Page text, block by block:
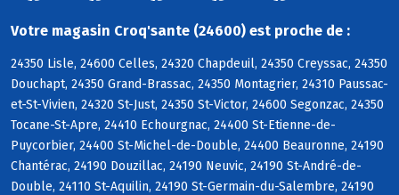
Votre magasin Croq'sante (24600) est proche de :
24350 Lisle, 24600 Celles, 24320 Chapdeuil, 24350 Creyssac, 24350
Douchapt, 24350 Grand-Brassac, 24350 Montagrier, 24310 Paussac-
et-St-Vivien, 24320 St-Just, 24350 St-Victor, 24600 Segonzac, 24350
Tocane-St-Apre, 24410 Echourgnac, 24400 St-Etienne-de-
Puycorbier, 24400 St-Michel-de-Double, 24400 Beauronne, 24190
Chantérac, 24190 Douzillac, 24190 Neuvic, 24190 St-André-de-
Double, 24110 St-Aquilin, 24190 St-Germain-du-Salembre, 24190